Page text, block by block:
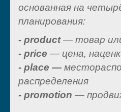
основанная на
планирования:
- product— товар
- price — цена,
- place —
распределения
- promotion —